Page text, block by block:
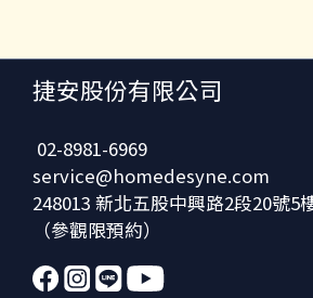
捷安股份有限公司
02-8981-6969
service@homedesyne.com
248013 新北五股中興路2段20號5
（參觀限預約）